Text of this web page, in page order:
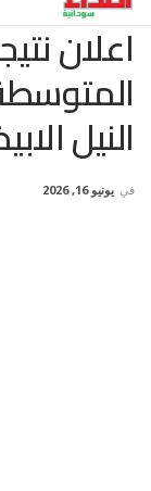
اعلان
النيل
في يونيو 16, 2026